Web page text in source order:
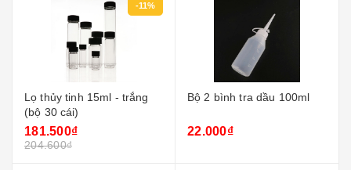
-11%
Lọ thủy tinh 15ml - trắng
(bộ 30 cái)
181.500₫
204.600₫
Bộ 2 bình tra dầu 100ml
22.000₫